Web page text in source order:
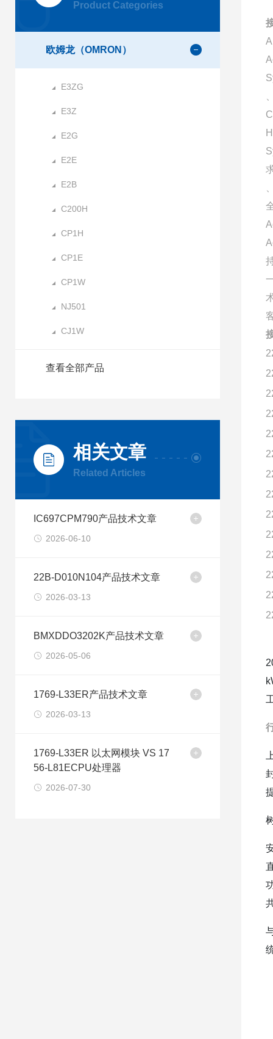
Product Categories
欧姆龙（OMRON）
E3ZG
E3Z
E2G
E2E
E2B
C200H
CP1H
CP1E
CP1W
NJ501
CJ1W
查看全部产品
相关文章
Related Articles
IC697CPM790产品技术文章
2026-06-10
22B-D010N104产品技术文章
2026-03-13
BMXDDO3202K产品技术文章
2026-05-06
1769-L33ER产品技术文章
2026-03-13
1769-L33ER 以太网模块 VS 17
56-L81ECPU处理器
2026-07-30